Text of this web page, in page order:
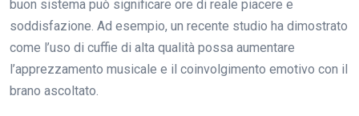
buon sistema può significare ore di reale piacere e
soddisfazione. Ad esempio, un recente studio ha dimostrato
come l’uso di cuffie di alta qualità possa aumentare
l’apprezzamento musicale e il coinvolgimento emotivo con il
brano ascoltato.